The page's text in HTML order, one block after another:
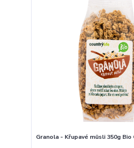
Granola - Křupavé müsli 350g